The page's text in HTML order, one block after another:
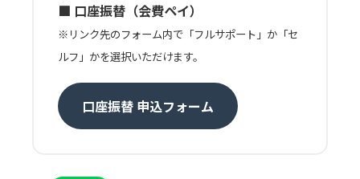
■ 口座振替（会費ペイ）
※リンク先のフォーム内で「フルサポート」か「セ
ルフ」かを選択いただけます。
口座振替 申込フォーム